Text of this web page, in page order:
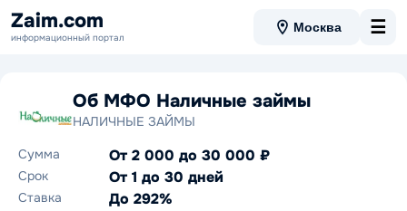
Zaim.com
информационный портал
Москва ☰
Об МФО Наличные займы
НАЛИЧНЫЕ ЗАЙМЫ
Сумма
От 2 000 до 30 000 ₽
Срок От 1 до 30 дней
Ставка До 292%